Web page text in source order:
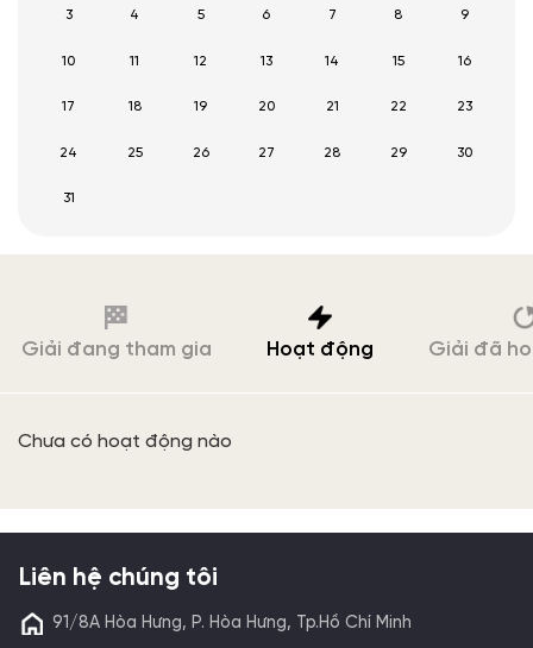
3 4 5 6 7 8 9
10 11 12 13 14 15 16
17 18 19 20 21 22 23
24 25 26 27 28 29 30
31
Giải đang tham gia Hoạt động Giải đã
Chưa có hoạt động nào
Liên hệ chúng tôi
91/8A Hòa Hưng, P. Hòa Hưng, Tp.Hồ Chí Minh